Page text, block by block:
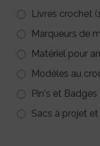
Livres crochet
Marqueurs de
Matériel pour
Modèles au
Pin's et Badges
Sacs à projet